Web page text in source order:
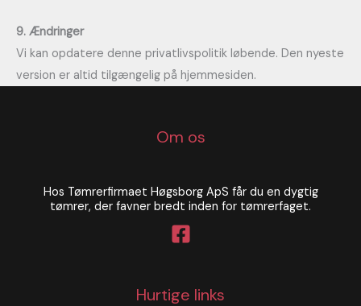
9. Ændringer
Vi kan opdatere denne privatlivspolitik løbende. Den nyeste
version er altid tilgængelig på hjemmesiden.
Om os
Hos Tømrerfirmaet Høgsborg ApS får du en dygtig
tømrer, der favner bredt inden for tømrerfaget.
Hurtige links